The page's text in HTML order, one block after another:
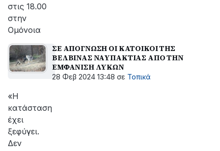
στις 18.00
στην
Ομόνοια
ΣΕ ΑΠΟΓΝΩΣΗ ΟΙ ΚΑΤΟΙΚΟΙ ΤΗΣ
ΒΕΛΒΙΝΑΣ ΝΑΥΠΑΚΤΙΑΣ ΑΠΟ ΤΗΝ
ΕΜΦΑΝΙΣΗ ΛΥΚΩΝ
28 Φεβ 2024 13:48 σε Τοπικά
«Η
κατάσταση
έχει
ξεφύγει.
Δεν